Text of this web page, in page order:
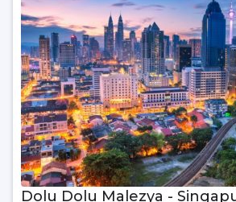
Dolu Dolu Malezya -